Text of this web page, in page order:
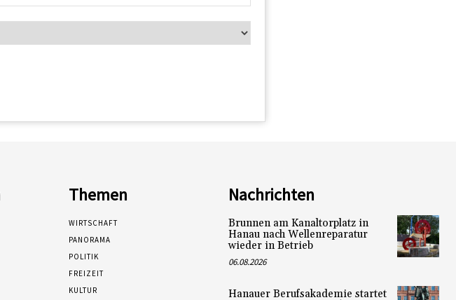
Themen
WIRTSCHAFT
PANORAMA
POLITIK
FREIZEIT
KULTUR
Nachrichten
Brunnen am Kanaltorplatz in
Hanau nach Wellenreparatur
wieder in Betrieb
06.08.2026
Hanauer Berufsakademie startet